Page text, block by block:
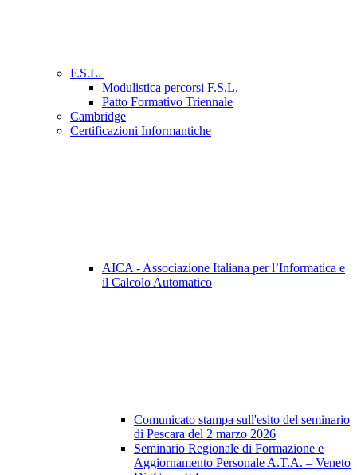
F.S.L.
Modulistica percorsi F.S.L.
Patto Formativo Triennale
Cambridge
Certificazioni Informantiche
AICA - Associazione Italiana per l’Informatica e
il Calcolo Automatico
Comunicato stampa sull'esito del seminario
di Pescara del 2 marzo 2026
Seminario Regionale di Formazione e
Aggiornamento Personale A.T.A. – Veneto